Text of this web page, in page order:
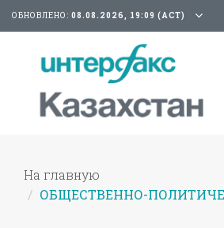
ОБНОВЛЕНО: 08.08.2026, 19:09 (АСТ)
На главную
ОБЩЕСТВЕННО-